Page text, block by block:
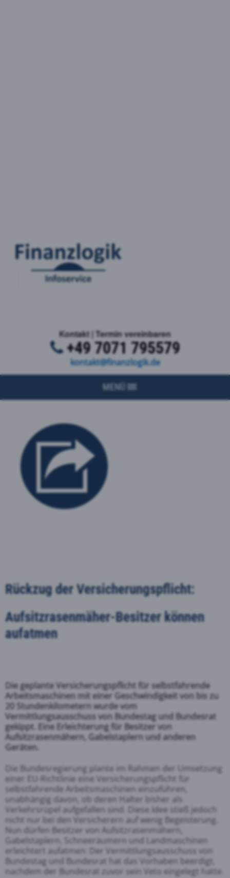
Kontakt | Termin vereinbaren
+49 7071 795579
kontakt@finanzlogik.de
MENÜ
Rückzug der Versicherungspflicht:
Aufsitzrasenmäher-Besitzer können
aufatmen
Die geplante Versicherungspflicht für selbstfahrende
Arbeitsmaschinen mit einer Geschwindigkeit von bis zu
20 Stundenkilometern wurde vom
Vermittlungsausschuss von Bundestag und Bundesrat
gekippt. Eine Erleichterung für Besitzer von
Aufsitzrasenmähern, Gabelstaplern und anderen
Geräten.
Die Bundesregierung plante im Rahmen der Umsetzung
einer EU-Richtlinie eine Versicherungspflicht für
selbstfahrende Arbeitsmaschinen einzuführen,
unabhängig davon, ob deren Halter bisher als
Verkehrsrüpel aufgefallen sind. Diese Idee stieß jedoch
nicht nur bei den Versicherern auf wenig Begeisterung.
Nun dürfen Besitzer von Aufsitzrasenmähern,
Gabelstaplern, Schneeräumern und Landmaschinen
erleichtert aufatmen: Der Vermittlungsausschuss von
Bundestag und Bundesrat hat das Vorhaben beerdigt,
nachdem der Bundesrat zuvor sein Veto eingelegt hatte.